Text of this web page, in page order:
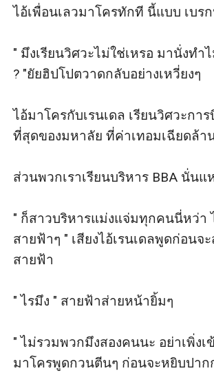
ไอ้เพื่อนเลวมาโครทักที นี้แบบ เบร
" มึงเรียนวิศวะไม่ใช่เหรอ มานั่งทำ
? "ยัยฮิปโปตวาดกลับอย่างเหวี่ยงๆ
ไอ้มาโครกับเรนเดล เรียนวิศวะกา
ที่สุดของมหาลัย ที่ค่าเทอมเฉียดล้า
ส่วนพวกเราเรียนบริหาร BBA นั่นแ
" ก็สาวบริหารแม่งแจ่มทุกคนนี่หว่า
สายฟ้าๆ " เสียงไอ้เรนเดลพูดก่อนจ
สายฟ้า
" ไรมึง " สายฟ้าส่ายหน้ายิ้มๆ
" ไม่รวมพวกมึงสองคนนะ อย่าเพิ่งเ
มาโครพูดกวนตีนๆ ก่อนจะหยิบปาก